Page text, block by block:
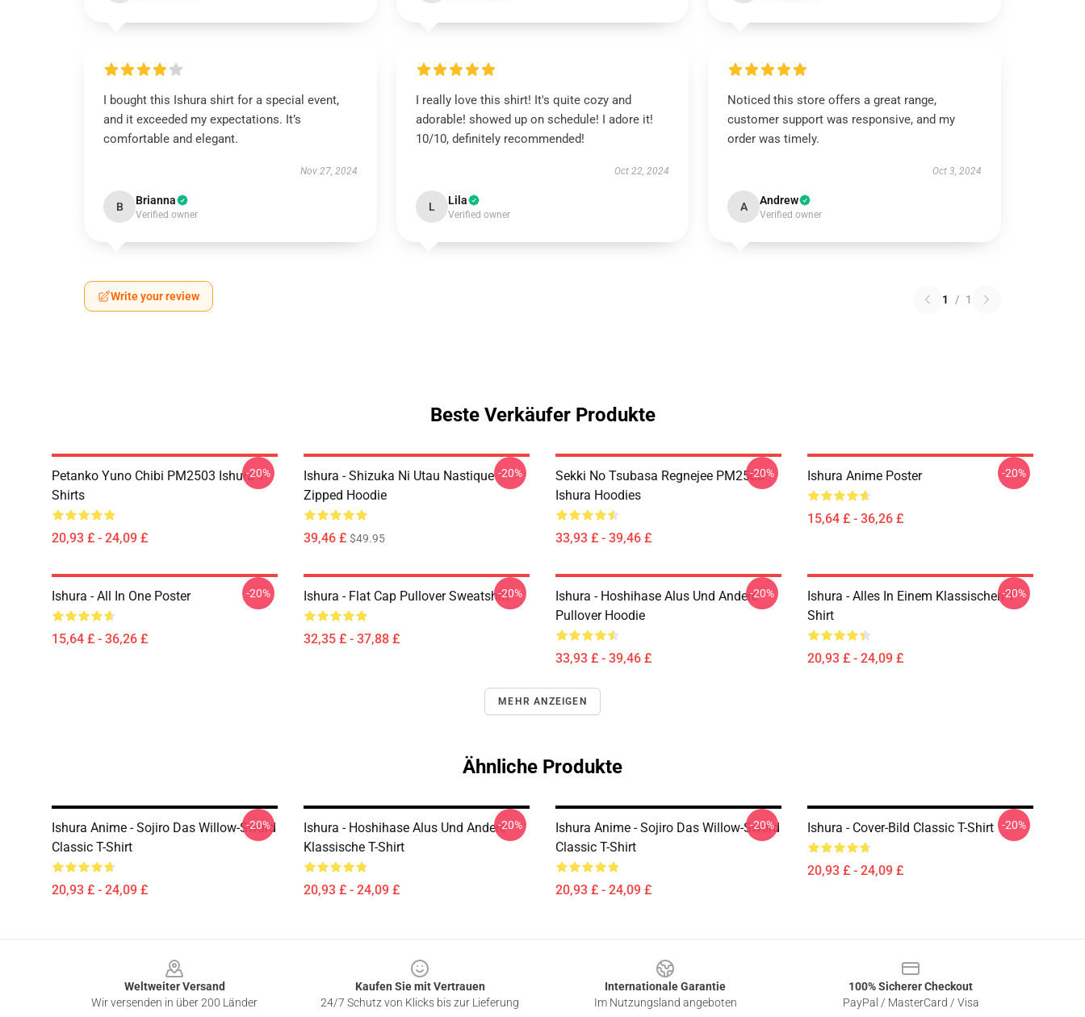
I bought this Ishura shirt for a special event,
and it exceeded my expectations. It’s
comfortable and elegant.
Nov 27, 2024
B Brianna
Verified owner
I really love this shirt! It's quite cozy and
adorable! showed up on schedule! I adore it!
10/10, definitely recommended!
Oct 22, 2024
L Lila
Verified owner
Noticed this store offers a great range,
customer support was responsive, and my
order was timely.
Oct 3, 2024
A Andrew
Verified owner
Write your review 1 / 1
Beste Verkäufer Produkte
Petanko Yuno Chibi PM2503 Ishura T-
Shirts
20,93 £ - 24,09 £
-20%
Ishura - Shizuka Ni Utau Nastique
Zipped Hoodie
39,46 £ $49.95
-20%
Sekki No Tsubasa Regnejee PM2503
Ishura Hoodies
33,93 £ - 39,46 £
-20% Ishura Anime Poster
15,64 £ - 36,26 £
-20%
Ishura - All In One Poster
15,64 £ - 36,26 £
-20% Ishura - Flat Cap Pullover Sweatshirt
32,35 £ - 37,88 £
-20%
Ishura - Hoshihase Alus Und Andere
Pullover Hoodie
33,93 £ - 39,46 £
-20%
Ishura - Alles In Einem Klassischen T-
Shirt
20,93 £ - 24,09 £
-20%
MEHR ANZEIGEN
Ähnliche Produkte
Ishura Anime - Sojiro Das Willow-Sword
Classic T-Shirt
20,93 £ - 24,09 £
-20%
Ishura - Hoshihase Alus Und Andere
Klassische T-Shirt
20,93 £ - 24,09 £
-20%
Ishura Anime - Sojiro Das Willow-Sword
Classic T-Shirt
20,93 £ - 24,09 £
-20% Ishura - Cover-Bild Classic T-Shirt
20,93 £ - 24,09 £
-20%
Weltweiter Versand
Wir versenden in über 200 Länder
Kaufen Sie mit Vertrauen
24/7 Schutz von Klicks bis zur Lieferung
Internationale Garantie
Im Nutzungsland angeboten
100% Sicherer Checkout
PayPal / MasterCard / Visa